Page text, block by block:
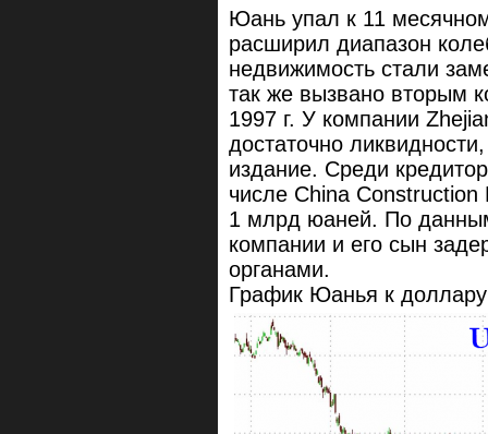
Юань упал к 11
расширил диапазон
недвижимость стали
так же вызвано вторым
1997 г. У компании
достаточно
издание. Среди
числе China
1 млрд юаней. По
компании и его сын
органами.
График Юанья к